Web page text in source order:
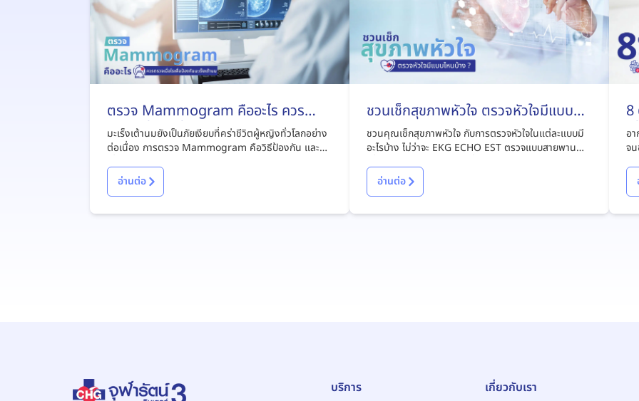
ตรวจ Mammogram คืออะไร ควร
ตรวจเมื่อไรเพื่อป้องกันมะเร็งเต้านม
มะเร็งเต้านมยังเป็นภัยเงียบที่คร่าชีวิตผู้หญิงทั่วโลกอย่าง
ต่อเนื่อง การตรวจ Mammogram คือวิธีป้องกัน และลด
โมแกรมให้มากขึ้นจากบทความนี้
อ่านต่อ
ชวนเช็กสุขภาพหัวใจ ตรวจหัวใจมีแบบ
ไหนบ้าง ?
ชวนคุณเช็กสุขภาพหัวใจ กับการตรวจหัวใจในแต่ละแบบมี
อะไรบ้าง ไม่ว่าจะ EKG ECHO EST ตรวจแบบสายพาน
อ่านต่อ
8
เ
อ
จ
บริการ
เกี่ยวกับเรา